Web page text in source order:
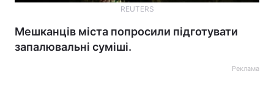
REUTERS
Мешканців міста попросили підготувати
запалювальні суміші.
Реклама